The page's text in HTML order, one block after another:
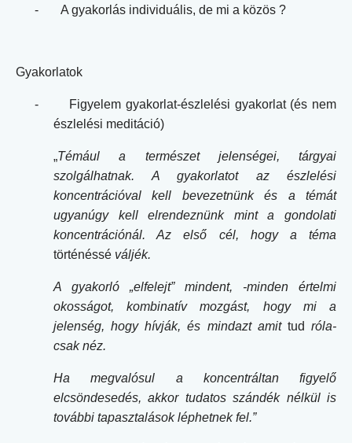
- A gyakorlás individuális, de mi a közös ?
Gyakorlatok
-
Figyelem gyakorlat-észlelési gyakorlat (és nem
észlelési meditáció)
„Témául a természet jelenségei, tárgyai
szolgálhatnak. A gyakorlatot az észlelési
koncentrációval kell bevezetnünk és a témát
ugyanúgy kell elrendeznünk mint a gondolati
koncentrációnál. Az első cél, hogy a téma
történéssé váljék.
A gyakorló „elfelejt” mindent, -minden értelmi
okosságot, kombinatív mozgást, hogy mi a
jelenség, hogy hívják, és mindazt amit tud róla-
csak néz.
Ha megvalósul a koncentráltan figyelő
elcsöndesedés, akkor tudatos szándék nélkül is
további tapasztalások léphetnek fel.”